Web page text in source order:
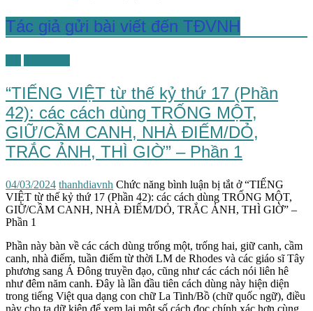
Tác giả gửi bài viết đến TĐVNH
“TIẾNG VIỆT từ thế kỷ thứ 17 (Phần
42): các cách dùng TRỐNG MỘT,
GIỮ/CẦM CANH, NHÀ ĐIẾM/DỎ,
TRẮC ẢNH, THÌ GIỜ” – Phần 1
04/03/2024 thanhdiavnh Chức năng bình luận bị tắt ở “TIẾNG
VIỆT từ thế kỷ thứ 17 (Phần 42): các cách dùng TRỐNG MỘT,
GIỮ/CẦM CANH, NHÀ ĐIẾM/DỎ, TRẮC ẢNH, THÌ GIỜ” –
Phần 1
Phần này bàn về các cách dùng trống một, trống hai, giữ canh, cầm
canh, nhà điếm, tuần điếm từ thời LM de Rhodes và các giáo sĩ Tây
phương sang Á Đông truyền đạo, cũng như các cách nói liên hê
như đêm năm canh. Đây là lần đầu tiên cách dùng này hiện diện
trong tiếng Việt qua dạng con chữ La Tinh/Bồ (chữ quốc ngữ), điều
này cho ta dữ kiện để xem lại một số cách đọc chính xác hơn cùng